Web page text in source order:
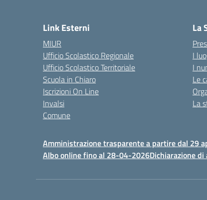
Link Esterni
MIUR
Ufficio Scolastico Regionale
Ufficio Scolastico Territoriale
Scuola in Chiaro
Iscrizioni On Line
Invalsi
Comune
La
I
I
Le
La
Amministrazione trasparente a partire dal 29
Albo online fino al 28-04-2026Dichiarazione